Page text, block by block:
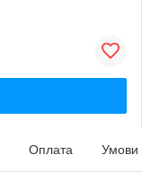
Оплата Умови